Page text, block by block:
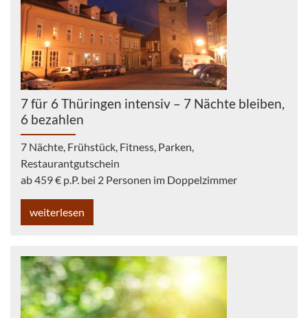
7 für 6 Thüringen intensiv – 7 Nächte bleiben,
6 bezahlen
7 Nächte, Frühstück, Fitness, Parken,
Restaurantgutschein
ab 459 € p.P. bei 2 Personen im Doppelzimmer
weiterlesen